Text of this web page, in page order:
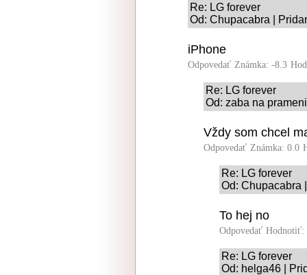
Re: LG forever
Od: Chupacabra |
iPhone
Odpovedať Známka: -8.3
Re: LG forever
Od: zaba na
Vždy som chcel
Odpovedať Známka: 0.0
Re: LG forever
Od: Chupacabra
To hej no
Odpovedať Hodnotiť:
Re: LG forever
Od: helga46 |